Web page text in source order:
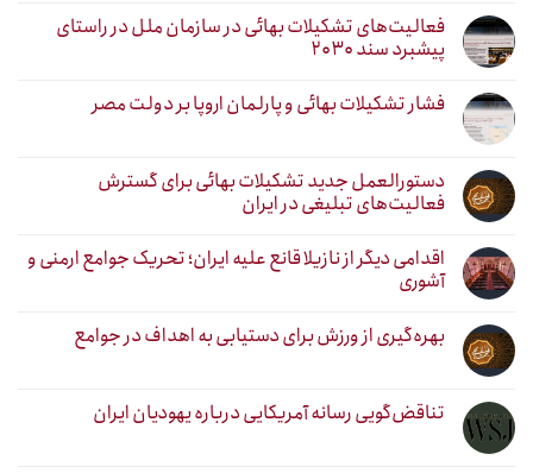
فعالیت‌های تشکیلات بهائی در سازمان ملل در راستای
پیشبرد سند ۲۰۳۰
فشار تشکیلات بهائی و پارلمان اروپا بر دولت مصر
دستورالعمل جدید تشکیلات بهائی برای گسترش
فعالیت‌های تبلیغی در ایران
اقدامی دیگر از نازیلا قانع علیه ایران؛ تحریک جوامع ارمنی و
آشوری
بهره‌گیری از ورزش برای دستیابی به اهداف در جوامع
تناقض‌گویی رسانه آمریکایی درباره یهودیان ایران